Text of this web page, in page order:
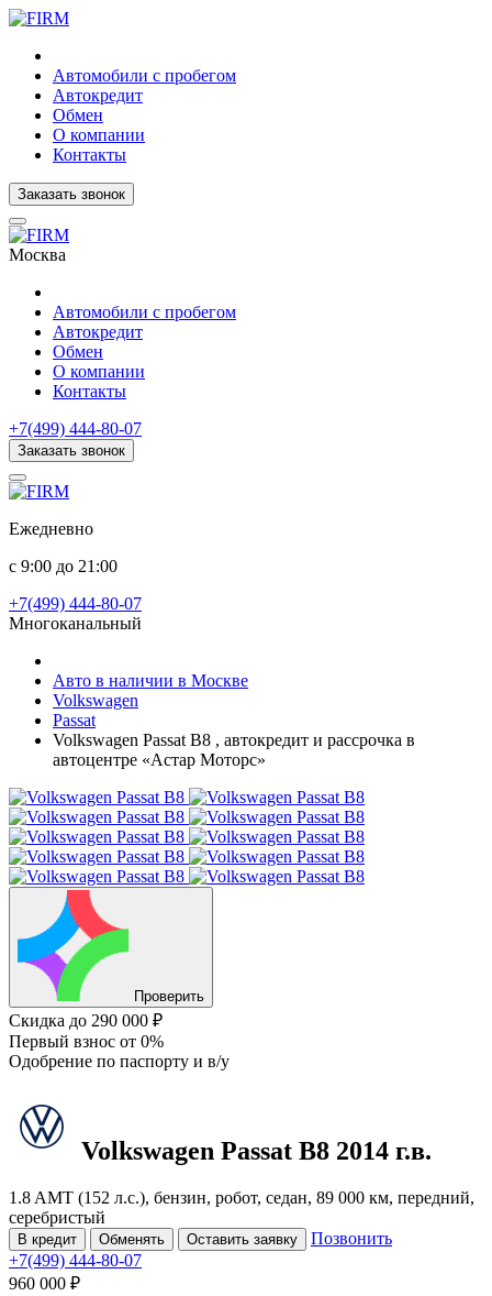
Автомобили с пробегом
Автокредит
Обмен
О компании
Контакты
Заказать звонок
Москва
Автомобили с пробегом
Автокредит
Обмен
О компании
Контакты
+7(499) 444-80-07
Заказать звонок
Ежедневно
с 9:00 до 21:00
+7(499) 444-80-07
Многоканальный
Авто в наличии в Москве
Volkswagen
Passat
Volkswagen Passat B8 , автокредит и рассрочка в
автоцентре «Астар Моторс»
Проверить
Скидка до 290 000 ₽
Первый взнос от 0%
Одобрение по паспорту и в/у
Volkswagen Passat B8 2014 г.в.
1.8 AMT (152 л.с.), бензин, робот, седан, 89 000 км, передний,
серебристый
В кредит Обменять Оставить заявку
Позвонить
+7(499) 444-80-07
960 000 ₽